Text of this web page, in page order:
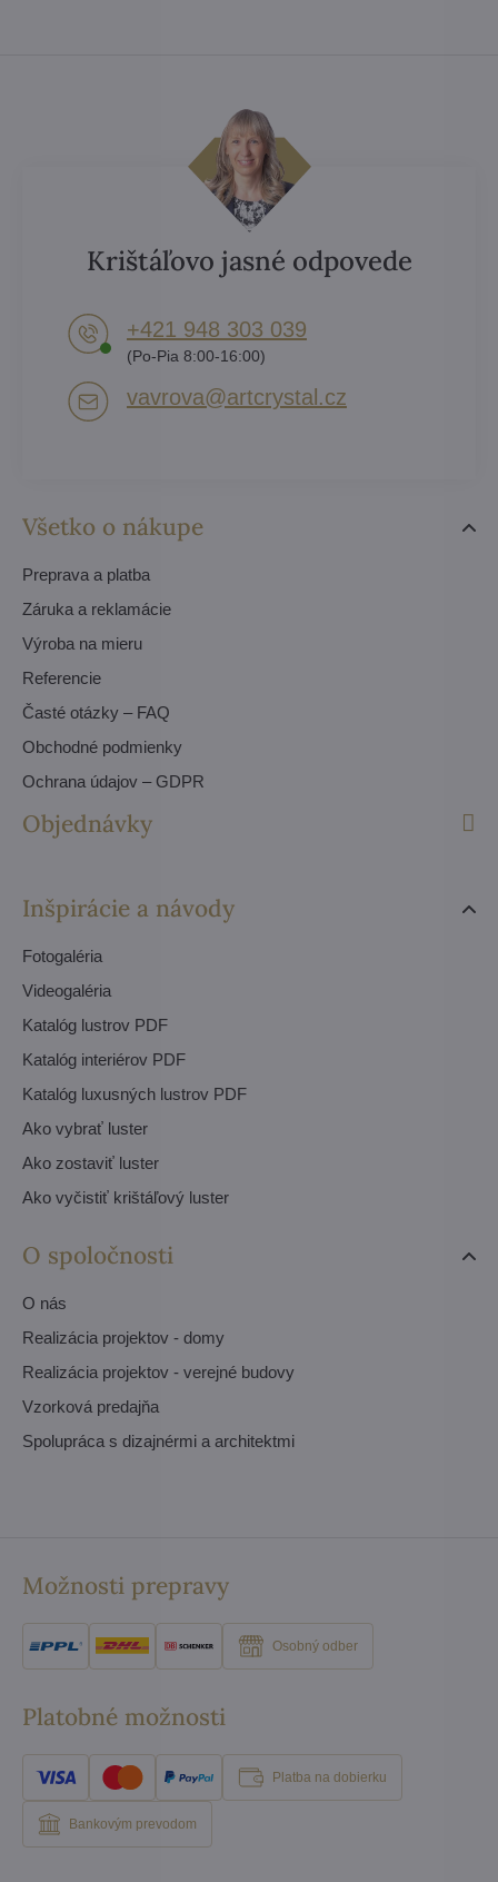
Všetko o nákupe
Preprava a platba
Záruka a reklamácie
Výroba na mieru
Referencie
Časté otázky – FAQ
Obchodné podmienky
Ochrana údajov – GDPR
Objednávky
Inšpirácie a návody
Fotogaléria
Videogaléria
Katalóg lustrov PDF
Katalóg interiérov PDF
Katalóg luxusných lustrov PDF
Ako vybrať luster
Ako zostaviť luster
Ako vyčistiť krištáľový luster
O spoločnosti
O nás
Realizácia projektov - domy
Realizácia projektov - verejné budovy
Vzorková predajňa
Spolupráca s dizajnérmi a architektmi
Krištáľovo jasné odpovede
+421 948 303 039
(Po-Pia 8:00-16:00)
vavrova​@artcrystal​.cz
Možnosti prepravy
Osobný odber
Platobné možnosti
Platba na dobierku
Bankovým prevodom